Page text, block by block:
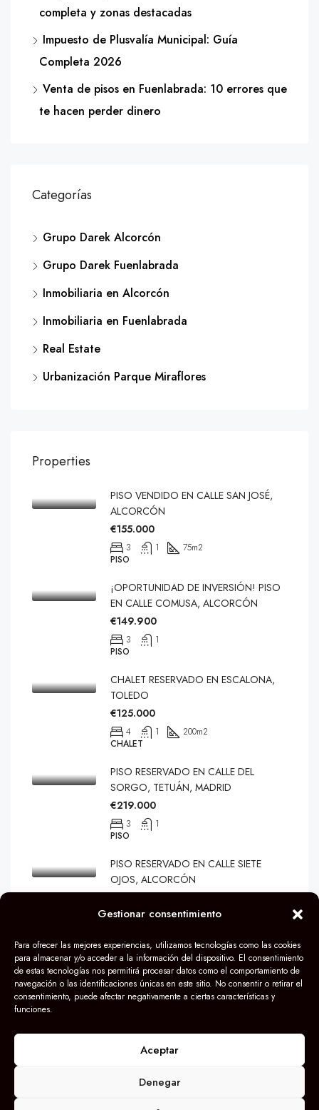
Gestionar consentimiento
Para ofrecer las mejores experiencias, utilizamos tecnologías como las cookies
para almacenar y/o acceder a la información del dispositivo. El consentimiento
de estas tecnologías nos permitirá procesar datos como el comportamiento de
navegación o las identificaciones únicas en este sitio. No consentir o retirar el
consentimiento, puede afectar negativamente a ciertas características y
funciones.
Aceptar
Denegar
completa y zonas destacadas
Impuesto de Plusvalía Municipal: Guía
Completa 2026
Venta de pisos en Fuenlabrada: 10 errores que
te hacen perder dinero
Categorías
Grupo Darek Alcorcón
Grupo Darek Fuenlabrada
Inmobiliaria en Alcorcón
Inmobiliaria en Fuenlabrada
Real Estate
Urbanización Parque Miraflores
Properties
PISO VENDIDO EN CALLE SAN JOSÉ,
ALCORCÓN
€155.000
3 1 75m2
PISO
¡OPORTUNIDAD DE INVERSIÓN! PISO
EN CALLE COMUSA, ALCORCÓN
€149.900
3
1
PISO
CHALET RESERVADO EN ESCALONA,
TOLEDO
€125.000
4 1 200m2
CHALET
PISO RESERVADO EN CALLE DEL
SORGO, TETUÁN, MADRID
€219.000
3
1
PISO
PISO RESERVADO EN CALLE SIETE
OJOS, ALCORCÓN
3 1 80m2